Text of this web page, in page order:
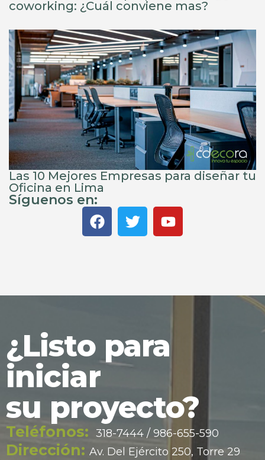
coworking: ¿Cuál conviene mas?
Las 10 Mejores Empresas para diseñar tu
Oficina en Lima
Síguenos en:
¿Listo para
iniciar
su proyecto?
Teléfonos: 318-7444 / 986-655-590
Dirección: Av. Del Ejército 250, Torre 29